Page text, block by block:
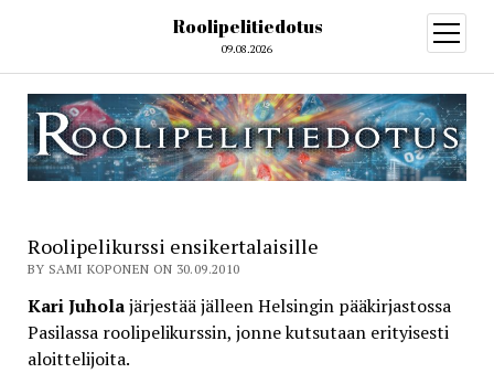
Roolipelitiedotus
09.08.2026
open
menu
Roolipelikurssi ensikertalaisille
BY SAMI KOPONEN ON 30.09.2010
Kari Juholajärjestää jälleen Helsingin pääkirjastossa
Pasilassa roolipelikurssin, jonne kutsutaan erityisesti
aloittelijoita.